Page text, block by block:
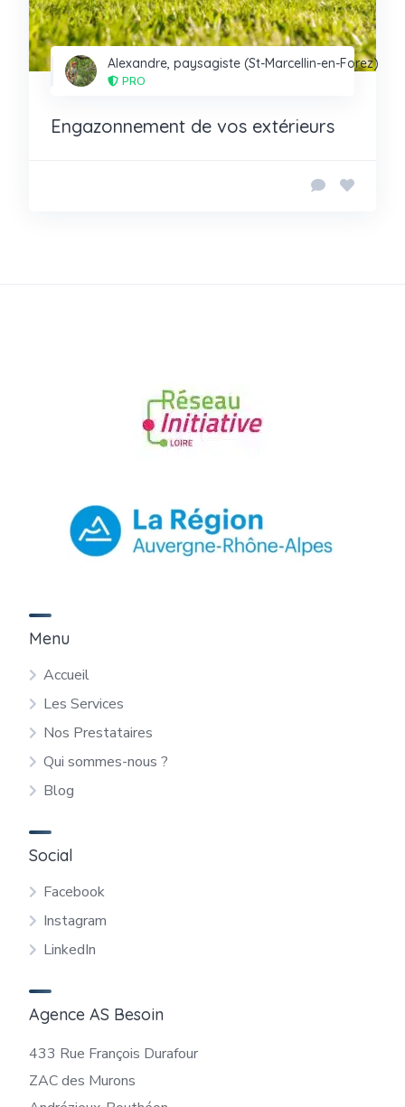
Alexandre, paysagiste (St-Marcellin-en-Forez)
PRO
Engazonnement de vos extérieurs
Menu
Accueil
Les Services
Nos Prestataires
Qui sommes-nous ?
Blog
Social
Facebook
Instagram
LinkedIn
Agence AS Besoin
433 Rue François Durafour
ZAC des Murons